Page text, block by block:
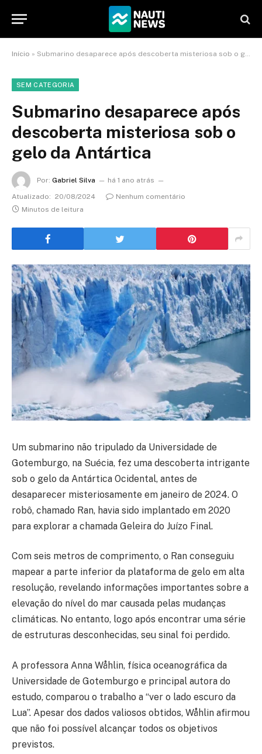
Início » Submarino desaparece após descoberta misteriosa sob o gelo da Antártica
SEM CATEGORIA
Submarino desaparece após
descoberta misteriosa sob o
gelo da Antártica
Por: Gabriel Silva
há 1 ano atrás
Atualizado: 20/08/2024
Nenhum comentário
Minutos de leitura
Um submarino não tripulado da Universidade de
Gotemburgo, na Suécia, fez uma descoberta intrigante
sob o gelo da Antártica Ocidental, antes de
desaparecer misteriosamente em janeiro de 2024. O
robô, chamado Ran, havia sido implantado em 2020
para explorar a chamada Geleira do Juízo Final.
Com seis metros de comprimento, o Ran conseguiu
mapear a parte inferior da plataforma de gelo em alta
resolução, revelando informações importantes sobre a
elevação do nível do mar causada pelas mudanças
climáticas. No entanto, logo após encontrar uma série
de estruturas desconhecidas, seu sinal foi perdido.
A professora Anna Wåhlin, física oceanográfica da
Universidade de Gotemburgo e principal autora do
estudo, comparou o trabalho a “ver o lado escuro da
Lua”. Apesar dos dados valiosos obtidos, Wåhlin afirmou
que não foi possível alcançar todos os objetivos
previstos.